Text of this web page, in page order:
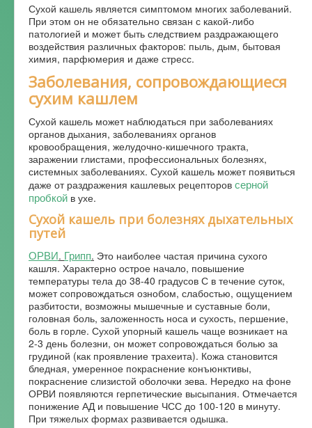
Сухой кашель является симптомом многих заболеваний.
При этом он не обязательно связан с какой-либо
патологией и может быть следствием раздражающего
воздействия различных факторов: пыль, дым, бытовая
химия, парфюмерия и даже стресс.
Заболевания, сопровождающиеся
сухим кашлем
Сухой кашель может наблюдаться при заболеваниях
органов дыхания, заболеваниях органов
кровообращения, желудочно-кишечного тракта,
заражении глистами, профессиональных болезнях,
системных заболеваниях. Сухой кашель может появиться
даже от раздражения кашлевых рецепторов серной
пробкой в ухе.
Сухой кашель при болезнях дыхательных
путей
ОРВИ. Грипп. Это наиболее частая причина сухого
кашля. Характерно острое начало, повышение
температуры тела до 38-40 градусов С в течение суток,
может сопровождаться ознобом, слабостью, ощущением
разбитости, возможны мышечные и суставные боли,
головная боль, заложенность носа и сухость, першение,
боль в горле. Сухой упорный кашель чаще возникает на
2-3 день болезни, он может сопровождаться болью за
грудиной (как проявление трахеита). Кожа становится
бледная, умеренное покраснение конъюнктивы,
покраснение слизистой оболочки зева. Нередко на фоне
ОРВИ появляются герпетические высыпания. Отмечается
понижение АД и повышение ЧСС до 100-120 в минуту.
При тяжелых формах развивается одышка.